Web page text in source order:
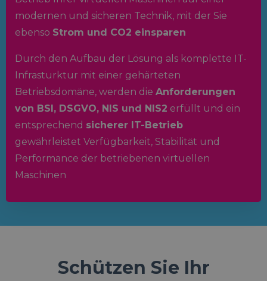
modernen und sicheren Technik, mit der Sie
ebenso Strom und CO2 einsparen
Durch den Aufbau der Lösung als komplette IT-
Infrasturktur mit einer gehärteten
Betriebsdomäne, werden die Anforderungen
von BSI, DSGVO, NIS und NIS2 erfüllt und ein
entsprechend sicherer IT-Betrieb
gewährleistet Verfügbarkeit, Stabilität und
Performance der betriebenen virtuellen
Maschinen
Schützen Sie Ihr